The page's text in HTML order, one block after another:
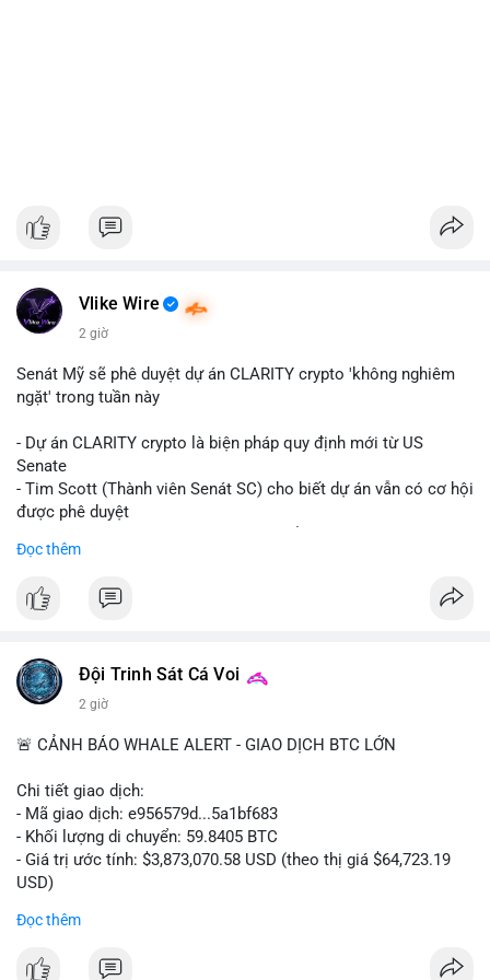
Vlike Wire
2 giờ
Senát Mỹ sẽ phê duyệt dự án CLARITY crypto 'không nghiêm
ngặt' trong tuần này
- Dự án CLARITY crypto là biện pháp quy định mới từ US
Senate
- Tim Scott (Thành viên Senát SC) cho biết dự án vẫn có cơ hội
được phê duyệt
trình
#vlikevn #titanbot
Đọc thêm
Đội Trinh Sát Cá Voi
2 giờ
🚨 CẢNH BÁO WHALE ALERT - GIAO DỊCH BTC LỚN
Chi tiết giao dịch:
- Mã giao dịch: e956579d...5a1bf683
- Khối lượng di chuyển: 59.8405 BTC
- Giá trị ước tính: $3,873,070.58 USD (theo thị giá $64,723.19
USD)
kích hoạt di chuyển trong mempool. Với quy mô này, khả năng
Đọc thêm